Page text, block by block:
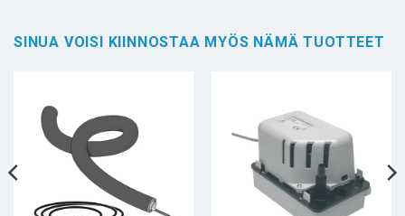
SINUA VOISI KIINNOSTAA MYÖS NÄMÄ TUOTTEET